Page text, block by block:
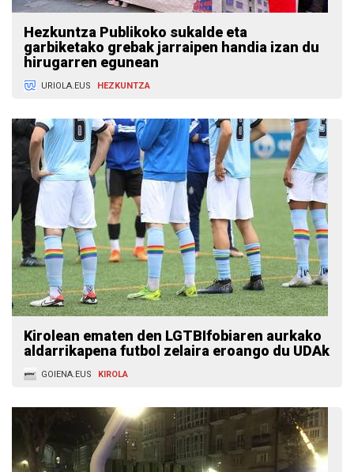
Hezkuntza Publikoko sukalde eta
garbiketako grebak jarraipen handia izan du
hirugarren egunean
URIOLA.EUS HEZKUNTZA
Kirolean ematen den LGTBIfobiaren aurkako
aldarrikapena futbol zelaira eroango du UDAk
GOIENA.EUS KIROLA